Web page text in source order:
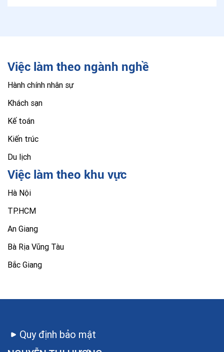
Việc làm theo ngành nghề
Hành chính nhân sự
Khách sạn
Kế toán
Kiến trúc
Du lịch
Việc làm theo khu vực
Hà Nội
TP.HCM
An Giang
Bà Rịa Vũng Tàu
Bắc Giang
Quy định bảo mật